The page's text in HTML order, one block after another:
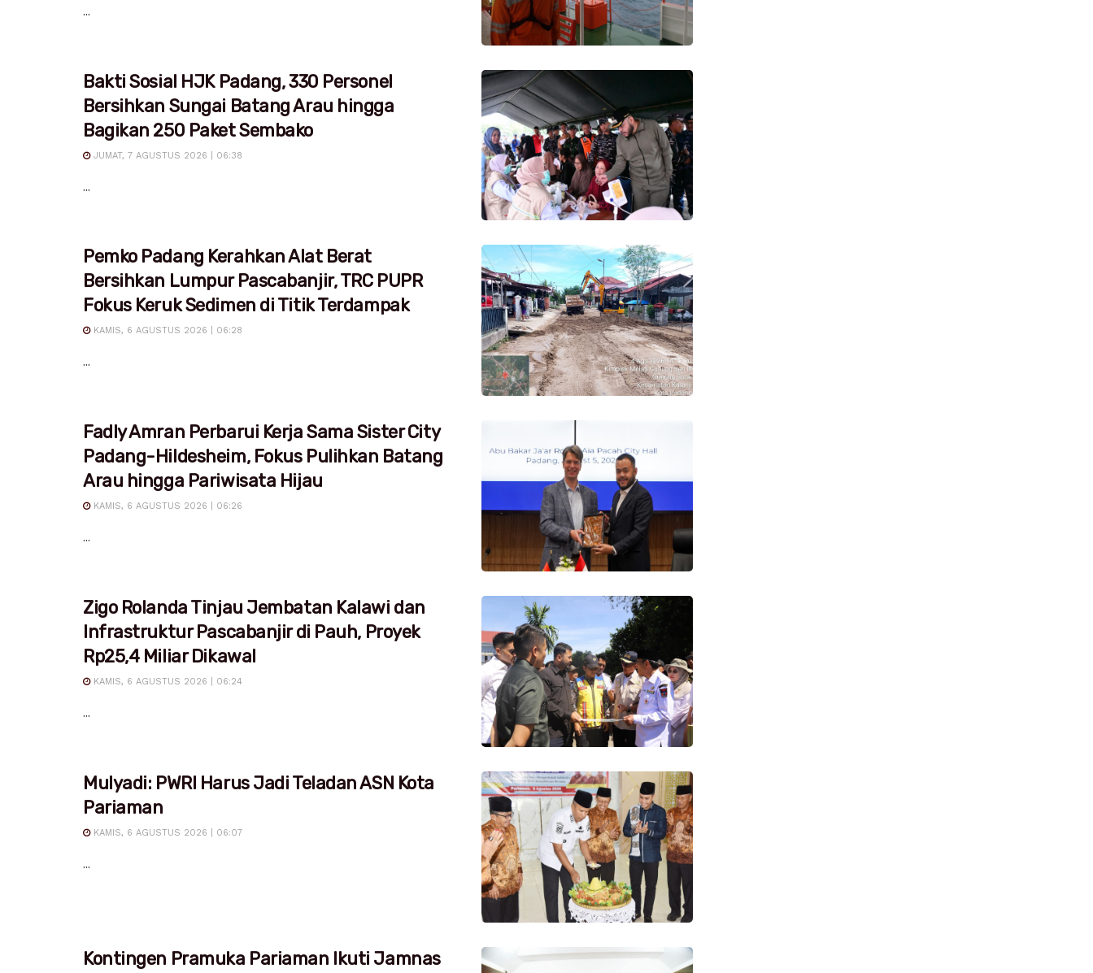
...
Bakti Sosial HJK Padang, 330 Personel
Bersihkan Sungai Batang Arau hingga
Bagikan 250 Paket Sembako
JUMAT, 7 AGUSTUS 2026 | 06:38
...
Pemko Padang Kerahkan Alat Berat
Bersihkan Lumpur Pascabanjir, TRC PUPR
Fokus Keruk Sedimen di Titik Terdampak
KAMIS, 6 AGUSTUS 2026 | 06:28
...
Fadly Amran Perbarui Kerja Sama Sister City
Padang-Hildesheim, Fokus Pulihkan Batang
Arau hingga Pariwisata Hijau
KAMIS, 6 AGUSTUS 2026 | 06:26
...
Zigo Rolanda Tinjau Jembatan Kalawi dan
Infrastruktur Pascabanjir di Pauh, Proyek
Rp25,4 Miliar Dikawal
KAMIS, 6 AGUSTUS 2026 | 06:24
...
Mulyadi: PWRI Harus Jadi Teladan ASN Kota
Pariaman
KAMIS, 6 AGUSTUS 2026 | 06:07
...
Kontingen Pramuka Pariaman Ikuti Jamnas